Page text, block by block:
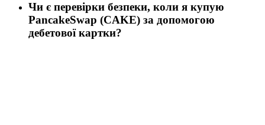
Чи є перевірки безпеки, коли я купую
PancakeSwap (CAKE) за допомогою
дебетової картки?